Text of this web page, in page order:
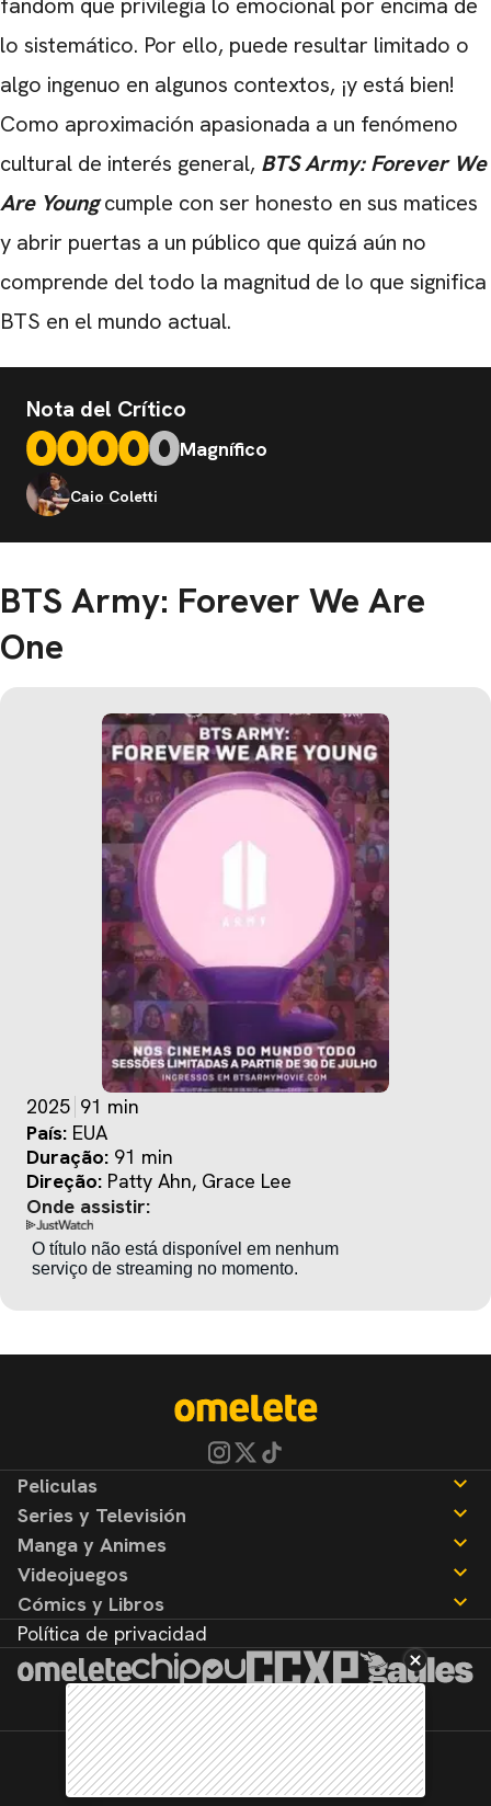
lo sistemático. Por ello, puede resultar limitado o
algo ingenuo en algunos contextos, ¡y está bien!
Como aproximación apasionada a un fenómeno
cultural de interés general, BTS Army: Forever We
Are Youngcumple con ser honesto en sus matices
y abrir puertas a un público que quizá aún no
comprende del todo la magnitud de lo que significa
BTS en el mundo actual.
Nota del Crítico
Magnífico
Caio Coletti
BTS Army: Forever We Are
One
2025 91 min
País: EUA
Duração: 91 min
Direção:
Patty Ahn, Grace Lee
Onde assistir:
Peliculas
Noticias
Reseñas
Series y Televisión
Noticias
Reseñas
Manga y Animes
Noticias
Reseñas
Videojuegos
Noticias
Reseñas
Cómics y Libros
Noticias
Reseñas
Política de privacidad
©2026. Todos los derechos reservados.